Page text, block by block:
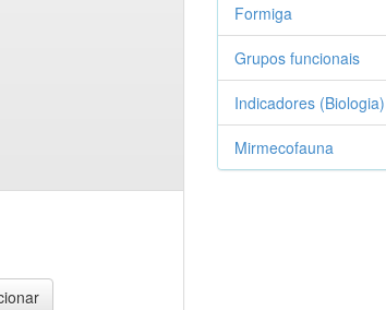
Formiga
Grupos funcionais
Indicadores (Biologia)
Mirmecofauna